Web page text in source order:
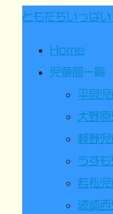
ともだちいっぱ
Home
児童館一覧
平泉
大野
軽野児
うず
若松児
波崎